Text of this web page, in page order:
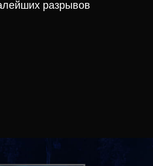
разрывов